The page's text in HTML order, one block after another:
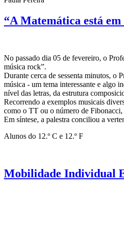
“A Matemática está
No passado dia 05 de fevereiro, o
música rock”.
Durante cerca de sessenta minutos, o
música - um tema interessante e algo
nível das letras, da estrutura
Recorrendo a exemplos musicais
como o TT ou o número de Fibonacci,
Em síntese, a palestra conciliou a
Alunos do 12.º C e 12.º F
Mobilidade Individual